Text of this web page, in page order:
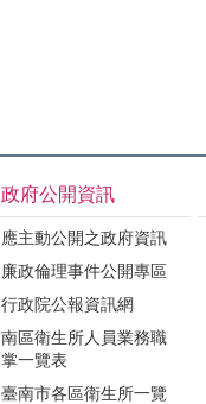
政府公開資訊
應主動公開之政府資訊
廉政倫理事件公開專區
行政院公報資訊網
南區衛生所人員業務職
掌一覽表
臺南市各區衛生所一覽